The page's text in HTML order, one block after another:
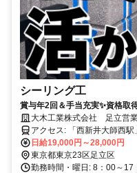
シーリング工
賞与年2回＆手当充実✨資格取
験者募集！経験者は社用車手
大木工業株式会社 足立営
アクセス: 「西新井
日給19,000円～28,000円
東京都東京23区足立区
勤務時間・曜日: 8：00～